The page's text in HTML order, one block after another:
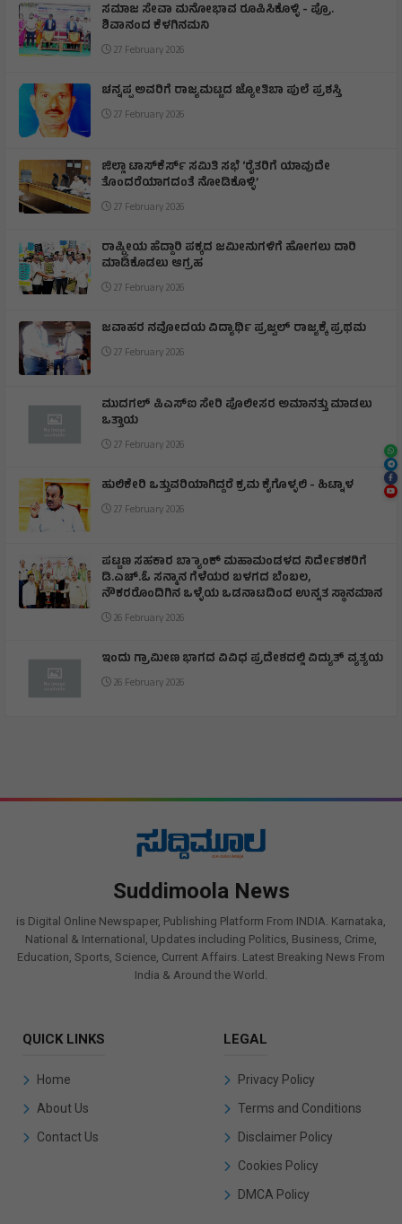
ಸಮಾಜ ಸೇವಾ ಮನೋಭಾವ ರೂಪಿಸಿಕೊಳ್ಳಿ - ಪ್ರೊ.
ಶಿವಾನಂದ ಕೆಳಗಿನಮನಿ
27 February 2026
ಚನ್ನಪ್ಪ ಅವರಿಗೆ ರಾಜ್ಯಮಟ್ಟದ ಜ್ಯೋತಿಬಾ ಪುಲೆ ಪ್ರಶಸ್ತಿ
27 February 2026
ಜಿಲ್ಲಾ ಟಾಸ್‌‌ಕೆರ್ಸ್ ಸಮಿತಿ ಸಭೆ ‘ರೈತರಿಗೆ ಯಾವುದೇ
ತೊಂದರೆಯಾಗದಂತೆ ನೋಡಿಕೊಳ್ಳಿ’
27 February 2026
ರಾಷ್ಟ್ರೀಯ ಹೆದ್ದಾರಿ ಪಕ್ಕದ ಜಮೀನುಗಳಿಗೆ ಹೋಗಲು ದಾರಿ
ಮಾಡಿಕೊಡಲು ಆಗ್ರಹ
27 February 2026
ಜವಾಹರ ನವೋದಯ ವಿದ್ಯಾರ್ಥಿ ಪ್ರಜ್ವಲ್ ರಾಜ್ಯಕ್ಕೆ ಪ್ರಥಮ
27 February 2026
ಮುದಗಲ್ ಪಿಎಸ್‌ಐ ಸೇರಿ ಪೊಲೀಸರ ಅಮಾನತ್ತು ಮಾಡಲು
ಒತ್ತಾಯ
27 February 2026
ಹುಲಿಕೇರಿ ಒತ್ತುವರಿಯಾಗಿದ್ದರೆ ಕ್ರಮ ಕೈಗೊಳ್ಳಲಿ - ಹಿಟ್ನಾಳ
27 February 2026
ಪಟ್ಟಣ ಸಹಕಾರ ಬ್ಯಾಾಂಕ್ ಮಹಾಮಂಡಳದ ನಿರ್ದೇಶಕರಿಗೆ
ಡಿ.ಎಚ್.ಓ ಸನ್ಮಾನ ಗೆಳೆಯರ ಬಳಗದ ಬೆಂಬಲ,
ನೌಕರರೊಂದಿಗಿನ ಒಳ್ಳೆಯ ಒಡನಾಟದಿಂದ ಉನ್ನತ ಸ್ಥಾನಮಾನ
26 February 2026
ಇಂದು ಗ್ರಾಮೀಣ ಭಾಗದ ವಿವಿಧ ಪ್ರದೇಶದಲ್ಲಿ ವಿದ್ಯುತ್ ವ್ಯತ್ಯಯ
26 February 2026
Suddimoola News
is Digital Online Newspaper, Publishing Platform From INDIA. Karnataka,
National & International, Updates including Politics, Business, Crime,
Education, Sports, Science, Current Affairs. Latest Breaking News From
India & Around the World.
QUICK LINKS
Home
About Us
Contact Us
LEGAL
Privacy Policy
Terms and Conditions
Disclaimer Policy
Cookies Policy
DMCA Policy